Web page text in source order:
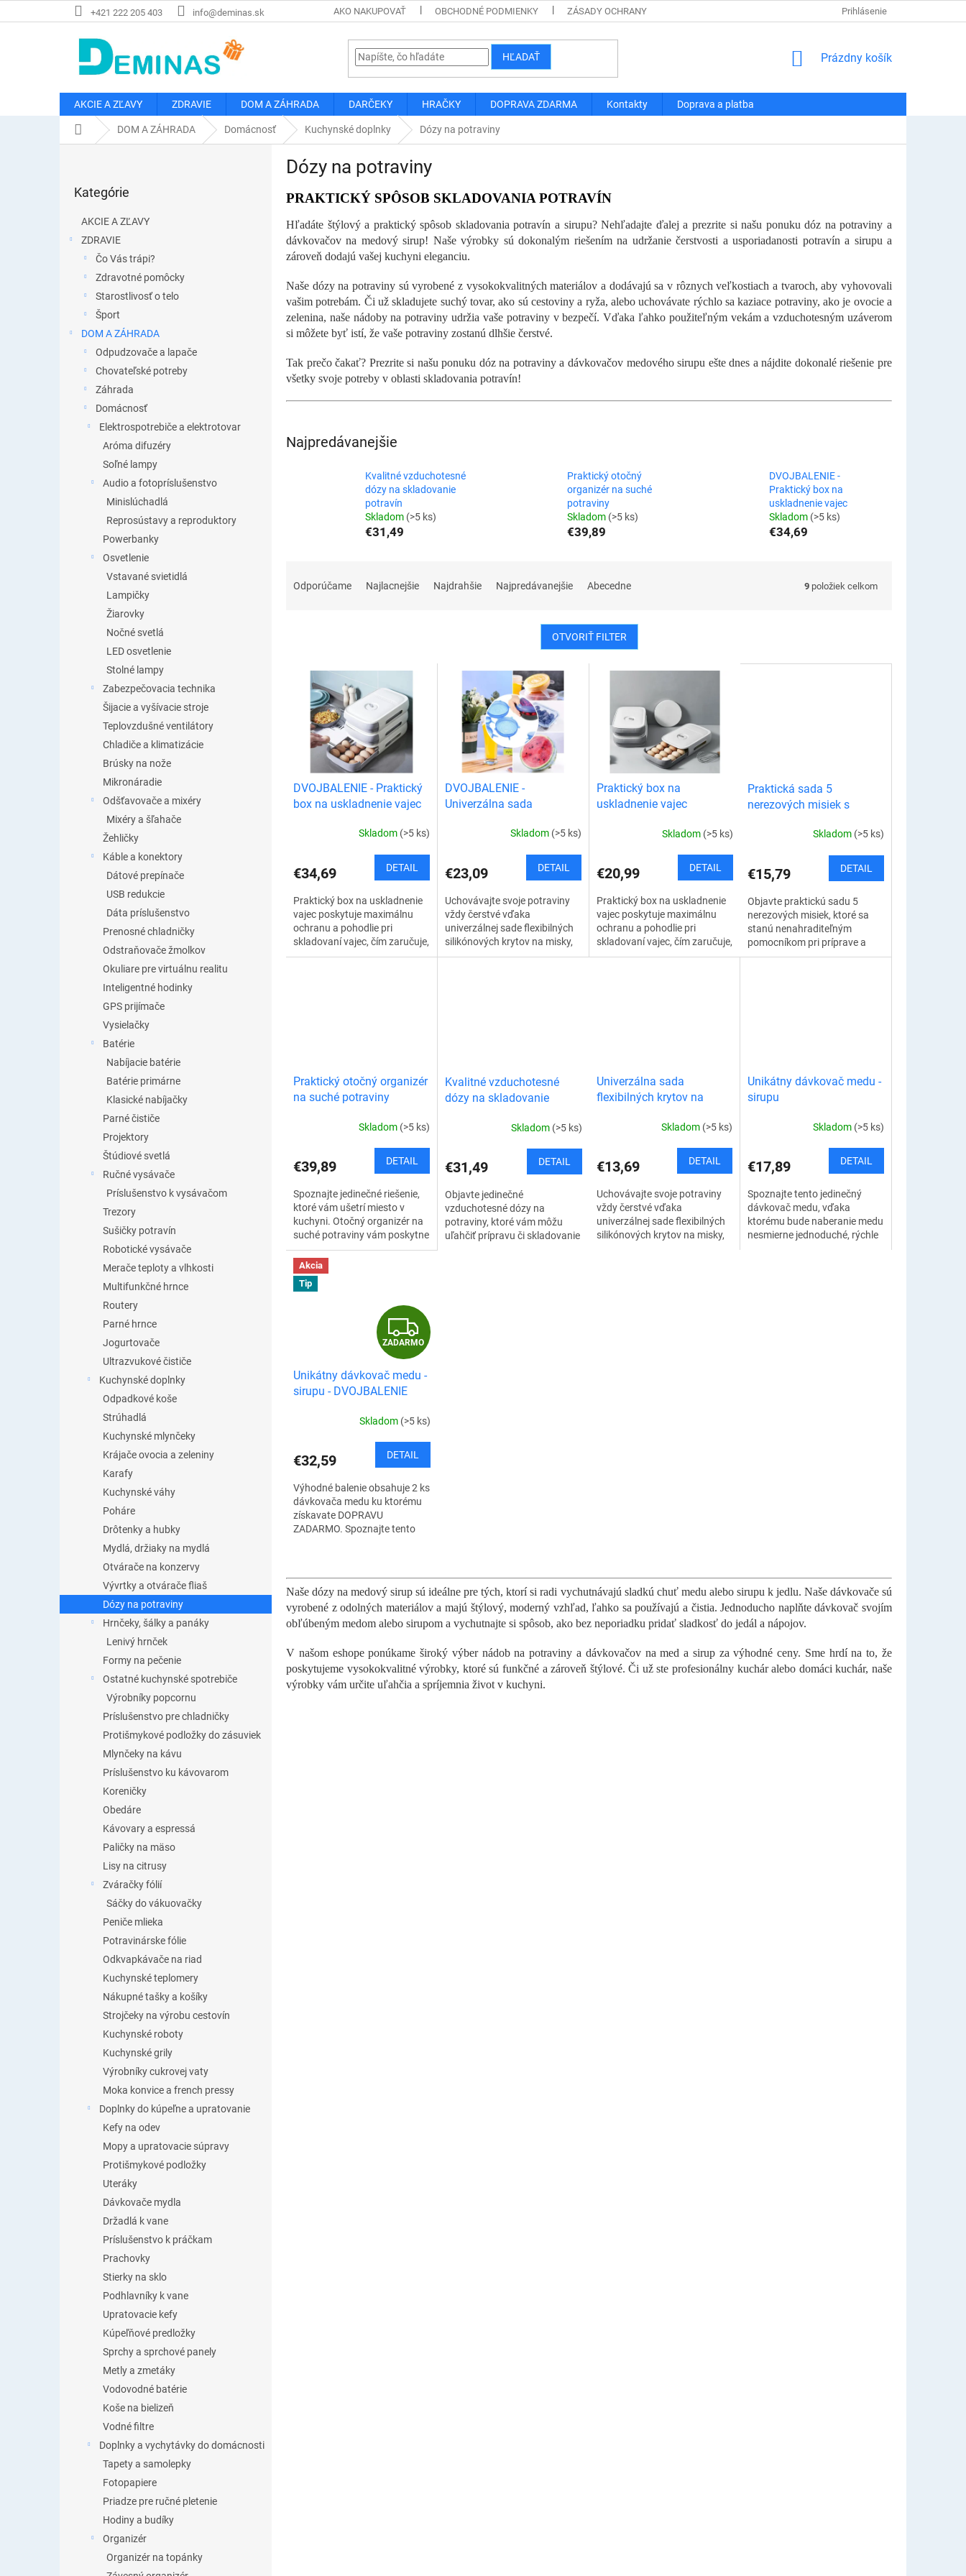
na
+421 222 205 403 info@deminas.sk AKO NAKUPOVAŤ OBCHODNÉ PODMIENKY ZÁSADY OCHRANY OSOBNÝCH ÚDAJOV DOPRAVA A PLATBA REKLAMÁCIA A
Prihlásenie
HĽADAŤ
NÁKUPNÝ
Prázdny košík
AKCIE A ZĽAVY ZDRAVIE DOM A ZÁHRADA DARČEKY HRAČKY DOPRAVA ZDARMA Kontakty Doprava a platba
DomovDOM A ZÁHRADA Domácnosť Kuchynské doplnky Dózy na potraviny
kategórie
Kategórie
AKCIE A ZĽAVY
ZDRAVIE
Čo Vás trápi?
Zdravotné pomôcky
Starostlivosť o telo
Šport
DOM A ZÁHRADA
Odpudzovače a lapače
Chovateľské potreby
Záhrada
Domácnosť
Elektrospotrebiče a elektrotovar
Aróma difuzéry
Soľné lampy
Audio a fotopríslušenstvo
Minislúchadlá
Reprosústavy a reproduktory
Powerbanky
Osvetlenie
Vstavané svietidlá
Lampičky
Žiarovky
Nočné svetlá
LED osvetlenie
Stolné lampy
Zabezpečovacia technika
Šijacie a vyšívacie stroje
Teplovzdušné ventilátory
Chladiče a klimatizácie
Brúsky na nože
Mikronáradie
Odšťavovače a mixéry
Mixéry a šľahače
Žehličky
Káble a konektory
Dátové prepínače
USB redukcie
Dáta príslušenstvo
Prenosné chladničky
Odstraňovače žmolkov
Okuliare pre virtuálnu realitu
Inteligentné hodinky
GPS prijímače
Vysielačky
Batérie
Nabíjacie batérie
Batérie primárne
Klasické nabíjačky
Parné čističe
Projektory
Štúdiové svetlá
Ručné vysávače
Príslušenstvo k vysávačom
Trezory
Sušičky potravín
Robotické vysávače
Merače teploty a vlhkosti
Multifunkčné hrnce
Routery
Parné hrnce
Jogurtovače
Ultrazvukové čističe
Kuchynské doplnky
Odpadkové koše
Strúhadlá
Kuchynské mlynčeky
Krájače ovocia a zeleniny
Karafy
Kuchynské váhy
Poháre
Drôtenky a hubky
Mydlá, držiaky na mydlá
Otvárače na konzervy
Vývrtky a otvárače fliaš
Dózy na potraviny
Hrnčeky, šálky a panáky
Lenivý hrnček
Formy na pečenie
Ostatné kuchynské spotrebiče
Výrobníky popcornu
Príslušenstvo pre chladničky
Protišmykové podložky do zásuviek
Mlynčeky na kávu
Príslušenstvo ku kávovarom
Koreničky
Obedáre
Kávovary a espressá
Paličky na mäso
Lisy na citrusy
Zváračky fólií
Sáčky do vákuovačky
Peniče mlieka
Potravinárske fólie
Odkvapkávače na riad
Kuchynské teplomery
Nákupné tašky a košíky
Strojčeky na výrobu cestovín
Kuchynské roboty
Kuchynské grily
Výrobníky cukrovej vaty
Moka konvice a french pressy
Doplnky do kúpeľne a upratovanie
Kefy na odev
Mopy a upratovacie súpravy
Protišmykové podložky
Uteráky
Dávkovače mydla
Držadlá k vane
Príslušenstvo k práčkam
Prachovky
Stierky na sklo
Podhlavníky k vane
Upratovacie kefy
Kúpeľňové predložky
Sprchy a sprchové panely
Metly a zmetáky
Vodovodné batérie
Koše na bielizeň
Vodné filtre
Doplnky a vychytávky do domácnosti
Tapety a samolepky
Fotopapiere
Priadze pre ručné pletenie
Hodiny a budíky
Organizér
Organizér na topánky
Dózy na potraviny
PRAKTICKÝ SPÔSOB SKLADOVANIA POTRAVÍN
Hľadáte štýlový a praktický spôsob skladovania potravín a sirupu? Nehľadajte ďalej a prezrite si našu ponuku dóz na potraviny a
dávkovačov na medový sirup! Naše výrobky sú dokonalým riešením na udržanie čerstvosti a usporiadanosti potravín a sirupu a
zároveň dodajú vašej kuchyni eleganciu.
Naše dózy na potraviny sú vyrobené z vysokokvalitných materiálov a dodávajú sa v rôznych veľkostiach a tvaroch, aby vyhovovali
vašim potrebám. Či už skladujete suchý tovar, ako sú cestoviny a ryža, alebo uchovávate rýchlo sa kaziace potraviny, ako je ovocie a
zelenina, naše nádoby na potraviny udržia vaše potraviny v bezpečí. Vďaka ľahko použiteľným vekám a vzduchotesným uzáverom
si môžete byť istí, že vaše potraviny zostanú dlhšie čerstvé.
Tak prečo čakať? Prezrite si našu ponuku dóz na potraviny a dávkovačov medového sirupu ešte dnes a nájdite dokonalé riešenie pre
všetky svoje potreby v oblasti skladovania potravín!
Najpredávanejšie
Kvalitné vzduchotesné
dózy na skladovanie
potravín
Skladom (>5 ks)
€31,49
Praktický otočný
organizér na suché
potraviny
Skladom (>5 ks)
€39,89
DVOJBALENIE -
Praktický box na
uskladnenie vajec
Skladom (>5 ks)
€34,69
Odporúčame Najlacnejšie Najdrahšie Najpredávanejšie Abecedne 9 položiek celkom
OTVORIŤ FILTER
DVOJBALENIE - Praktický
box na uskladnenie vajec
Skladom (>5 ks)
€34,69 DETAIL
Praktický box na uskladnenie
vajec poskytuje maximálnu
ochranu a pohodlie pri
skladovaní vajec, čím zaručuje,
že vaše vajcia budú vždy v
DVOJBALENIE -
Univerzálna sada
Skladom (>5 ks)
€23,09 DETAIL
Uchovávajte svoje potraviny
vždy čerstvé vďaka
univerzálnej sade flexibilných
silikónových krytov na misky,
ktoré sa perfektne prispôsobia
Praktický box na
uskladnenie vajec
Skladom (>5 ks)
€20,99 DETAIL
Praktický box na uskladnenie
vajec poskytuje maximálnu
ochranu a pohodlie pri
skladovaní vajec, čím zaručuje,
že vaše vajcia budú vždy v
Praktická sada 5
nerezových misiek s
Skladom (>5 ks)
€15,79 DETAIL
Objavte praktickú sadu 5
nerezových misiek, ktoré sa
stanú nenahraditeľným
pomocníkom pri príprave a
skladovaní jedál a zároveň
Praktický otočný organizér
na suché potraviny
Skladom (>5 ks)
€39,89 DETAIL
Spoznajte jedinečné riešenie,
ktoré vám ušetrí miesto v
kuchyni. Otočný organizér na
suché potraviny vám poskytne
dokonalý prehľad a zároveň
uľahčí prípravu vašich
obľúbených...
Kvalitné vzduchotesné
dózy na skladovanie
Skladom (>5 ks)
€31,49 DETAIL
Objavte jedinečné
vzduchotesné dózy na
potraviny, ktoré vám môžu
uľahčiť prípravu či skladovanie
Univerzálna sada
flexibilných krytov na
Skladom (>5 ks)
€13,69 DETAIL
Uchovávajte svoje potraviny
vždy čerstvé vďaka
univerzálnej sade flexibilných
silikónových krytov na misky,
Unikátny dávkovač medu -
sirupu
Skladom (>5 ks)
€17,89 DETAIL
Spoznajte tento jedinečný
dávkovač medu, vďaka
ktorému bude naberanie medu
nesmierne jednoduché, rýchle
Akcia
Tip
Z
A
D
A
R
M
O
ZADARMO
Unikátny dávkovač medu -
sirupu - DVOJBALENIE
Skladom (>5 ks)
€32,59 DETAIL
Výhodné balenie obsahuje 2 ks
dávkovača medu ku ktorému
získavate DOPRAVU
ZADARMO. Spoznajte tento
v
l
á
a
c
i
e
Naše dózy na medový sirup sú ideálne pre tých, ktorí si radi vychutnávajú sladkú chuť medu alebo sirupu k jedlu. Naše dávkovače sú
vyrobené z odolných materiálov a majú štýlový, moderný vzhľad, ľahko sa používajú a čistia. Jednoducho naplňte dávkovač svojím
obľúbeným medom alebo sirupom a vychutnajte si spôsob, ako bez neporiadku pridať sladkosť do jedál a nápojov.
V našom eshope ponúkame široký výber nádob na potraviny a dávkovačov na med a sirup za výhodné ceny. Sme hrdí na to, že
poskytujeme vysokokvalitné výrobky, ktoré sú funkčné a zároveň štýlové. Či už ste profesionálny kuchár alebo domáci kuchár, naše
výrobky vám určite uľahčia a spríjemnia život v kuchyni.